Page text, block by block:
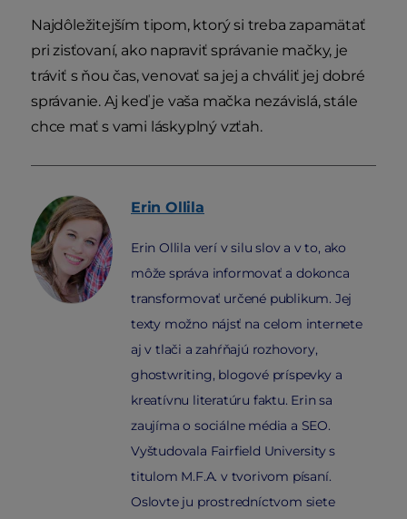
Najdôležitejším tipom, ktorý si treba zapamätať
pri zisťovaní, ako napraviť správanie mačky, je
tráviť s ňou čas, venovať sa jej a chváliť jej dobré
správanie. Aj keď je vaša mačka nezávislá, stále
chce mať s vami láskyplný vzťah.
Erin Ollila
Erin Ollila verí v silu slov a v to, ako
môže správa informovať a dokonca
transformovať určené publikum. Jej
texty možno nájsť na celom internete
aj v tlači a zahŕňajú rozhovory,
ghostwriting, blogové príspevky a
kreatívnu literatúru faktu. Erin sa
zaujíma o sociálne média a SEO.
Vyštudovala Fairfield University s
titulom M.F.A. v tvorivom písaní.
Oslovte ju prostredníctvom siete